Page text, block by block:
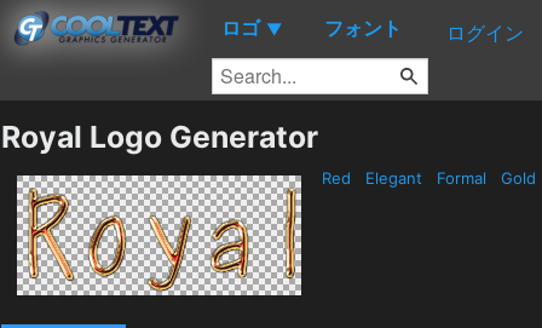
ロゴ ▼ フォント ログイン
Royal Logo Generator
Red Elegant Formal Gold